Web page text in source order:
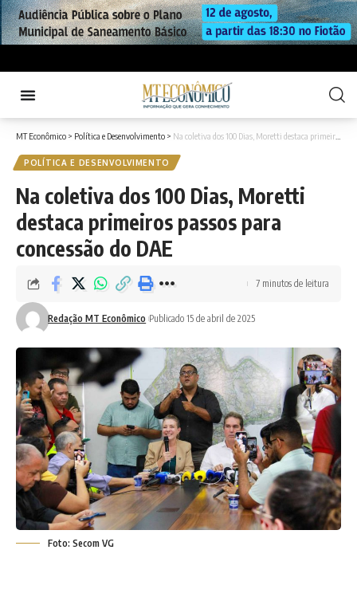
MT Econômico > Política e Desenvolvimento > Na coletiva dos 100 Dias, Moretti destaca primeiros passos para concessão do DAE
POLÍTICA E DESENVOLVIMENTO
Na coletiva dos 100 Dias, Moretti
destaca primeiros passos para
concessão do DAE
Redação MT Econômico Publicado 15 de abril de 2025
7 minutos de leitura
Foto: Secom VG